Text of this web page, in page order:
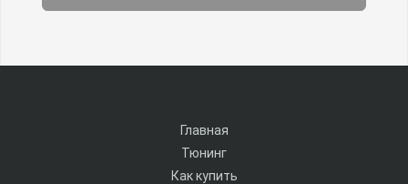
Главная
Тюнинг
Как купить